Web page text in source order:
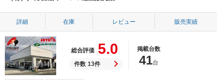
詳細 在庫 レビュー 販売実績
総合評価 5.0
件数 13件
掲載台数
41台